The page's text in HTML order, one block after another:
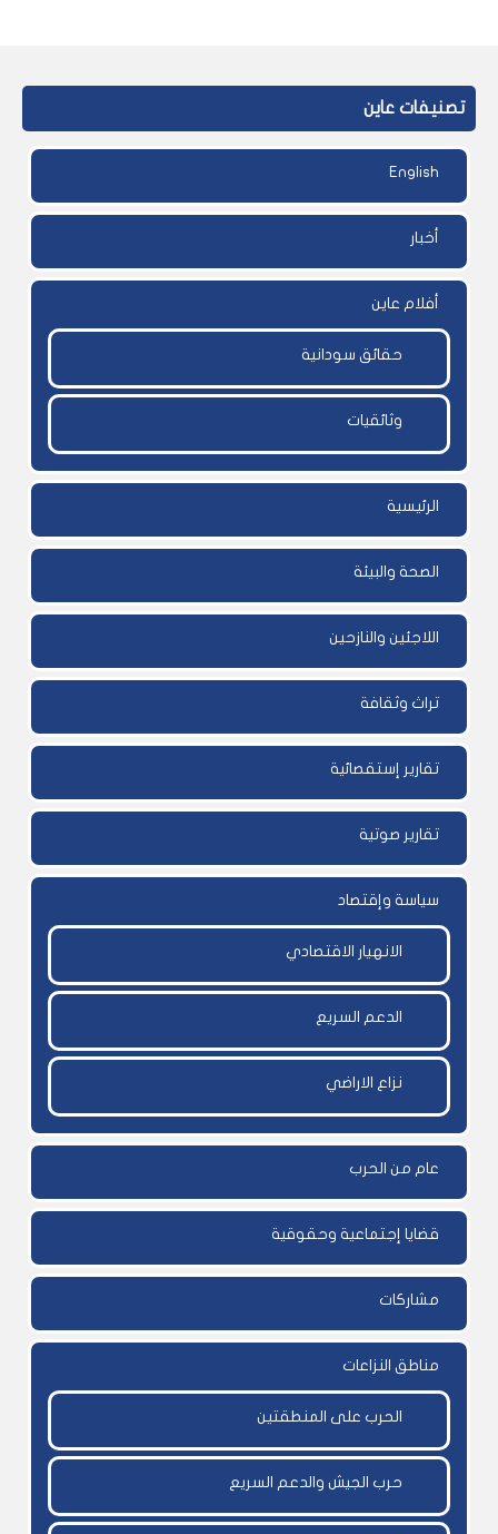
تصنيفات عاين
English
أخبار
أفلام عاين
حقائق سودانية
وثائقيات
الرئيسية
الصحة والبيئة
اللاجئين والنازحين
تراث وثقافة
تقارير إستقصائية
تقارير صوتية
سياسة وإقتصاد
الانهيار الاقتصادي
الدعم السريع
نزاع الاراضي
عام من الحرب
قضايا إجتماعية وحقوقية
مشاركات
مناطق النزاعات
الحرب على المنطقتين
حرب الجيش والدعم السريع